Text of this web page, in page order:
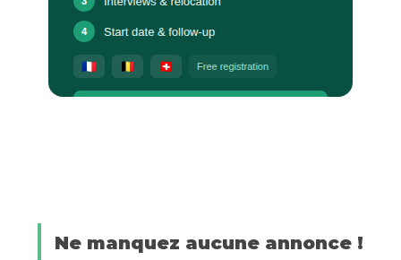
Ne manquez aucune annonce !